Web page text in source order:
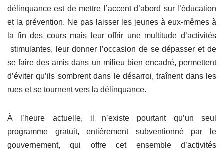
délinquance est de mettre l’accent d’abord sur l’éducation
et la prévention. Ne pas laisser les jeunes à eux-mêmes à
la fin des cours mais leur offrir une multitude d’activités
stimulantes, leur donner l’occasion de se dépasser et de
se faire des amis dans un milieu bien encadré, permettent
d’éviter qu’ils sombrent dans le désarroi, traînent dans les
rues et se tournent vers la délinquance.
À l’heure actuelle, il n’existe pourtant qu’un seul
programme gratuit, entièrement subventionné par le
gouvernement, qui offre cet ensemble d’activités